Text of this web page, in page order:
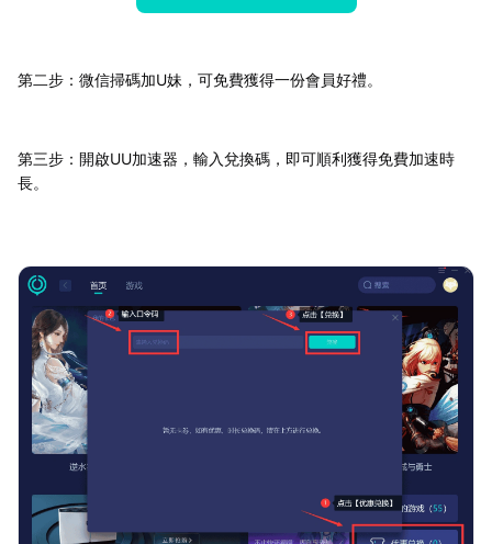
第二步：微信掃碼加U妹，可免費獲得一份會員好禮。
第三步：開啟UU加速器，輸入兌換碼，即可順利獲得免費加速時
長。